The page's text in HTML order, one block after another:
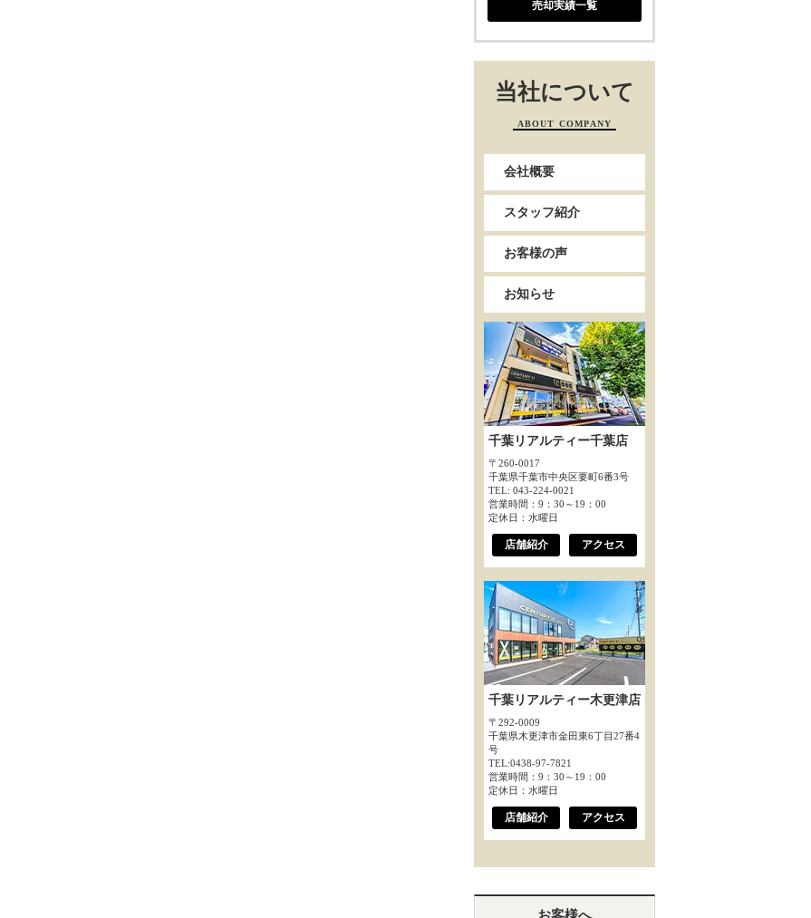
売却実績一覧
当社について
ABOUT COMPANY
会社概要
スタッフ紹介
お客様の声
お知らせ
千葉リアルティー千葉店
〒260-0017
千葉県千葉市中央区要町6番3号
TEL: 043-224-0021
営業時間：9：30～19：00
定休日：水曜日
店舗紹介 アクセス
千葉リアルティー木更津店
〒292-0009
千葉県木更津市金田東6丁目27番4
号
TEL:0438-97-7821
営業時間：9：30～19：00
定休日：水曜日
店舗紹介 アクセス